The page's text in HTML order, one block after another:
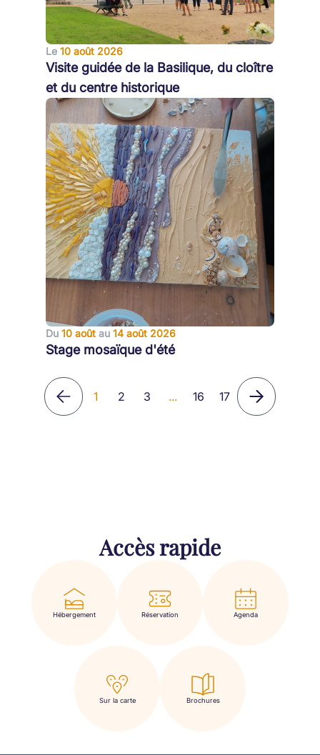
Le 10 août 2026
Visite guidée de la Basilique, du cloître
et du centre historique
Du 10 août au 14 août 2026
Stage mosaïque d'été
1 2 3 ... 16 17
Accès rapide
Hébergement Réservation Agenda
Sur la carte Brochures